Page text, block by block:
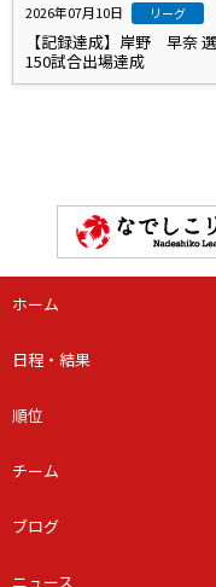
2026年07月10日 リーグ
【記録達成】岸野 早奈
150試合出場達成
ホーム
日程・結果
順位
チーム
ブログ
ニュース